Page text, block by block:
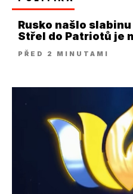
Rusko našlo
Střel do Patriotů je
PŘED 2 MINUTAMI